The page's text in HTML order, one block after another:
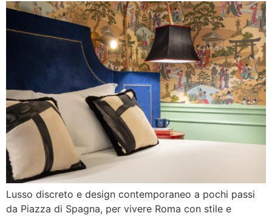
Lusso discreto e design contemporaneo a pochi passi
da Piazza di Spagna, per vivere Roma con stile e